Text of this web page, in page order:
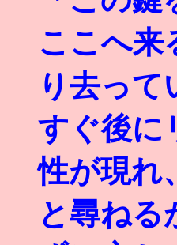
ここへ来
り去って
すぐ後に
性が現れ
と尋ねる